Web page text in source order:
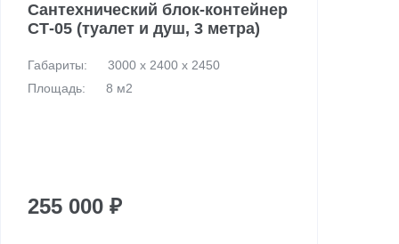
Сантехнический блок-контейнер
СТ-05 (туалет и душ, 3 метра)
Габариты:
3000 х 2400 х 2450
Площадь:
8 м2
255 000 ₽